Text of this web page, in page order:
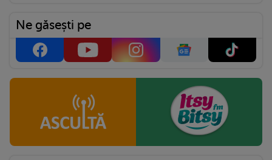
Ne găsești pe